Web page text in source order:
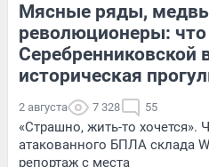
13 Обсудить
Мясные ряды,
революционеры:
Серебренниковской
историческая
2 августа 7 328 55
«Страшно, жить-то хочется».
атакованного БПЛА склада
репортаж с места